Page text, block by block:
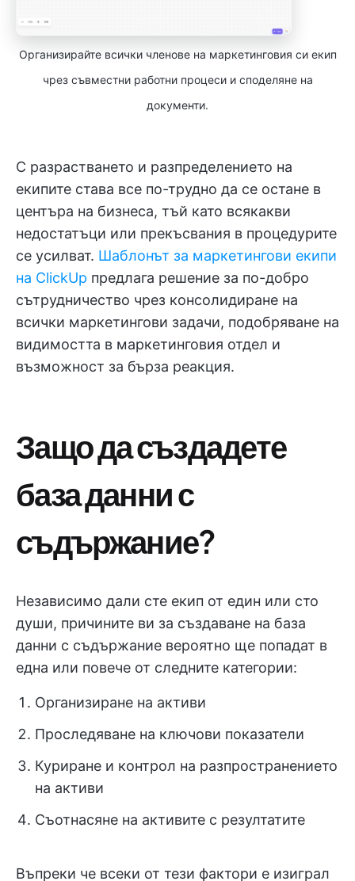
Организирайте всички членове на маркетинговия си екип
чрез съвместни работни процеси и споделяне на
документи.
С разрастването и разпределението на
екипите става все по-трудно да се остане в
центъра на бизнеса, тъй като всякакви
недостатъци или прекъсвания в процедурите
се усилват. Шаблонът за маркетингови екипи
на ClickUp предлага решение за по-добро
сътрудничество чрез консолидиране на
всички маркетингови задачи, подобряване на
видимостта в маркетинговия отдел и
възможност за бърза реакция.
Защо да създадете
база данни с
съдържание?
Независимо дали сте екип от един или сто
души, причините ви за създаване на база
данни с съдържание вероятно ще попадат в
една или повече от следните категории:
Организиране на активи
Проследяване на ключови показатели
Куриране и контрол на разпространението
на активи
Съотнасяне на активите с резултатите
Въпреки че всеки от тези фактори е изиграл